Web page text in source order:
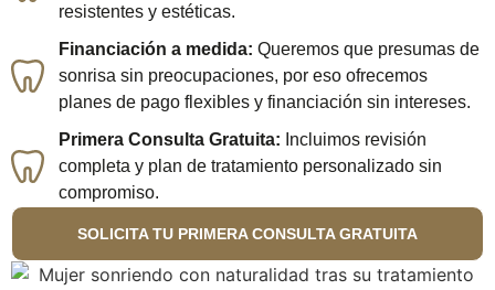
resistentes y estéticas.
Financiación a medida: Queremos que presumas de
sonrisa sin preocupaciones, por eso ofrecemos
planes de pago flexibles y financiación sin intereses.
Primera Consulta Gratuita: Incluimos revisión
completa y plan de tratamiento personalizado sin
compromiso.
SOLICITA TU PRIMERA CONSULTA GRATUITA